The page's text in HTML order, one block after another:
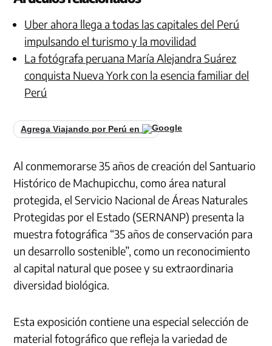
Uber ahora llega a todas las capitales del Perú
impulsando el turismo y la movilidad
La fotógrafa peruana María Alejandra Suárez
conquista Nueva York con la esencia familiar del
Perú
Agrega Viajando por Perú en
Al conmemorarse 35 años de creación del Santuario
Histórico de Machupicchu, como área natural
protegida, el Servicio Nacional de Áreas Naturales
Protegidas por el Estado (SERNANP) presenta la
muestra fotográfica “35 años de conservación para
un desarrollo sostenible”, como un reconocimiento
al capital natural que posee y su extraordinaria
diversidad biológica.
Esta exposición contiene una especial selección de
material fotográfico que refleja la variedad de